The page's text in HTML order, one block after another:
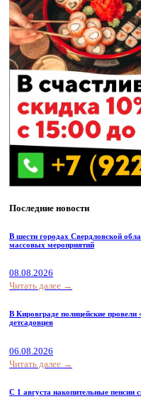
Последние новости
В шести городах Свердловской
массовых мероприятий
08.08.2026
Читать далее →
В Кировграде полицейские
детсадовцев
06.08.2026
Читать далее →
С 1 августа накопительные пенсии